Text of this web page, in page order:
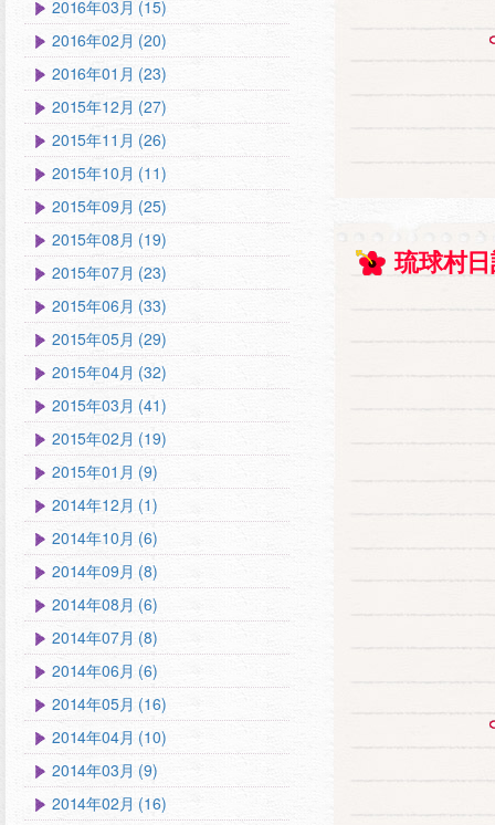
琉球村
2016年03月 (15)
2016年02月 (20)
2016年01月 (23)
2015年12月 (27)
2015年11月 (26)
2015年10月 (11)
2015年09月 (25)
2015年08月 (19)
2015年07月 (23)
2015年06月 (33)
2015年05月 (29)
2015年04月 (32)
2015年03月 (41)
2015年02月 (19)
2015年01月 (9)
2014年12月 (1)
2014年10月 (6)
2014年09月 (8)
2014年08月 (6)
2014年07月 (8)
2014年06月 (6)
2014年05月 (16)
2014年04月 (10)
2014年03月 (9)
2014年02月 (16)